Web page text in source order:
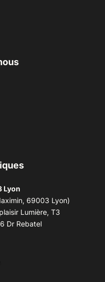
Lyon
69003 Lyon)
Lumière, T3
Dr Rebatel